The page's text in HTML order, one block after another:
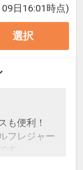
徒歩2分
田駅の所要
日16:01時点)
選択
も便利！
フレジャー
す。